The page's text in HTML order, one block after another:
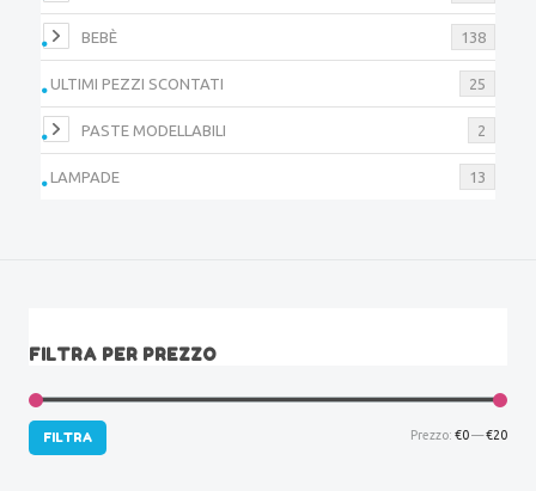
BEBÈ 138
ULTIMI PEZZI SCONTATI 25
PASTE MODELLABILI 2
LAMPADE 13
FILTRA PER PREZZO
FILTRA Prezzo: €0—€20